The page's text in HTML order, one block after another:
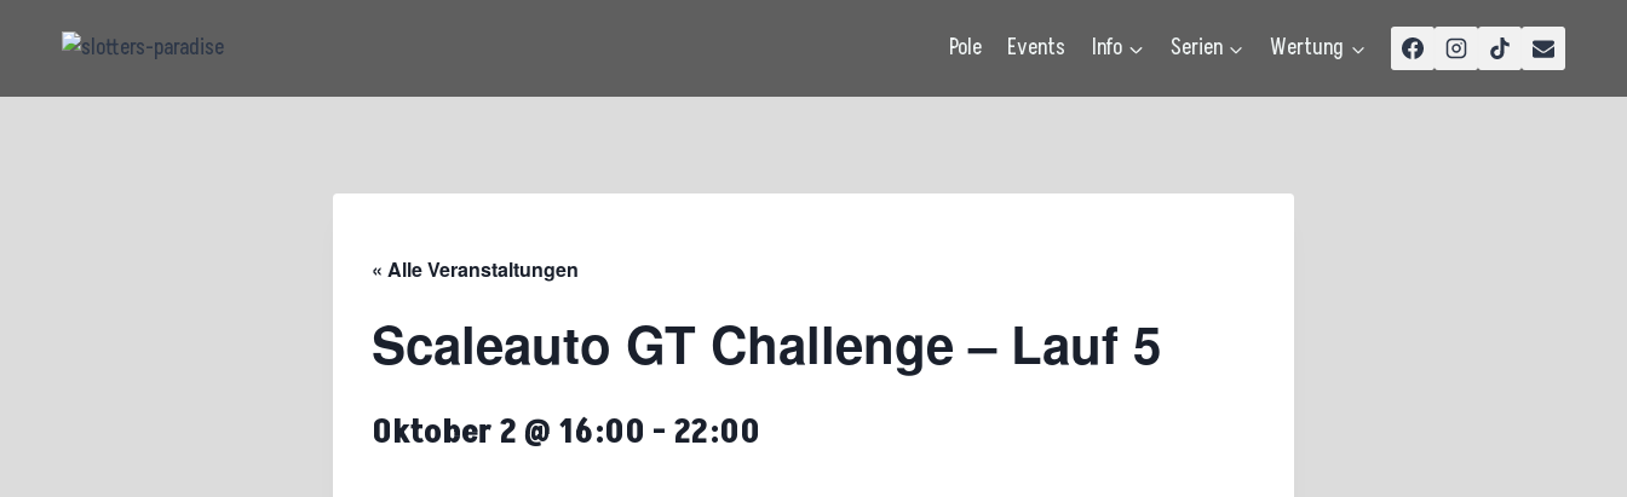
Pole Events Info Serien Wertung
« Alle Veranstaltungen
Scaleauto GT Challenge – Lauf 5
Oktober 2 @ 16:00 - 22:00